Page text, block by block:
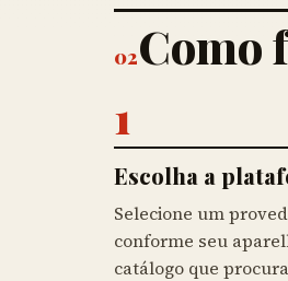
02Como
1
Escolha a
Selecione um
conforme seu
catálogo que